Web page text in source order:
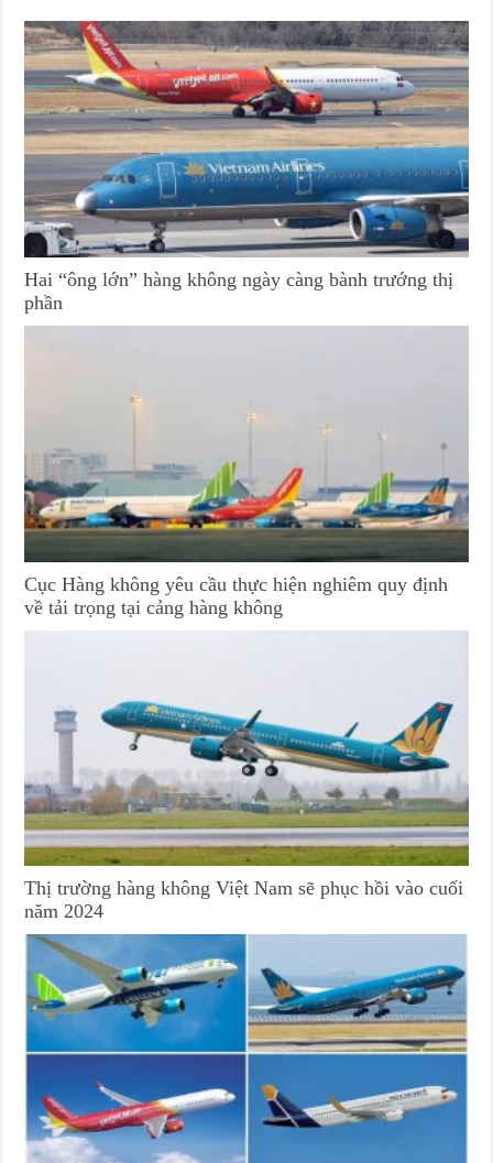
Hai “ông lớn” hàng không ngày càng bành trướng thị
phần
Cục Hàng không yêu cầu thực hiện nghiêm quy định
về tải trọng tại cảng hàng không
Thị trường hàng không Việt Nam sẽ phục hồi vào cuối
năm 2024